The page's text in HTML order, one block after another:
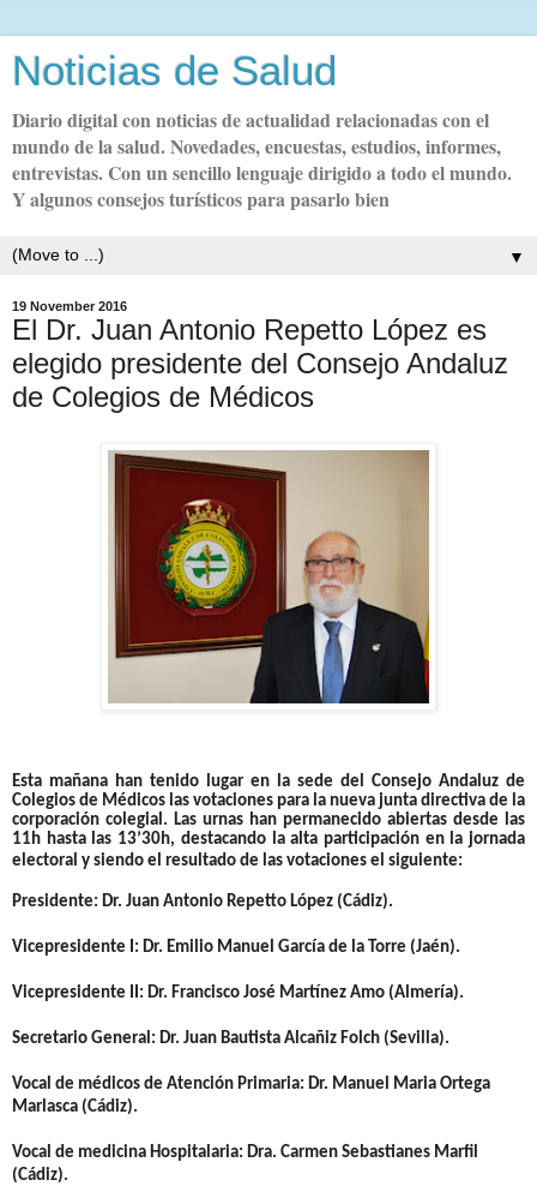
Noticias de Salud
Diario digital con noticias de actualidad relacionadas con el
mundo de la salud. Novedades, encuestas, estudios, informes,
entrevistas. Con un sencillo lenguaje dirigido a todo el mundo.
Y algunos consejos turísticos para pasarlo bien
▼
19 November 2016
El Dr. Juan Antonio Repetto López es
elegido presidente del Consejo Andaluz
de Colegios de Médicos
Esta mañana han tenido lugar en la sede del Consejo Andaluz de
Colegios de Médicos las votaciones para la nueva junta directiva de la
corporación colegial. Las urnas han permanecido abiertas desde las
11h hasta las 13’30h, destacando la alta participación en la jornada
electoral y siendo el resultado de las votaciones el siguiente:
Presidente: Dr. Juan Antonio Repetto López (Cádiz).
Vicepresidente I: Dr. Emilio Manuel García de la Torre (Jaén).
Vicepresidente II: Dr. Francisco José Martínez Amo (Almería).
Secretario General: Dr. Juan Bautista Alcañiz Folch (Sevilla).
Vocal de médicos de Atención Primaria: Dr. Manuel Maria Ortega
Marlasca (Cádiz).
Vocal de medicina Hospitalaria: Dra. Carmen Sebastianes Marfil
(Cádiz).